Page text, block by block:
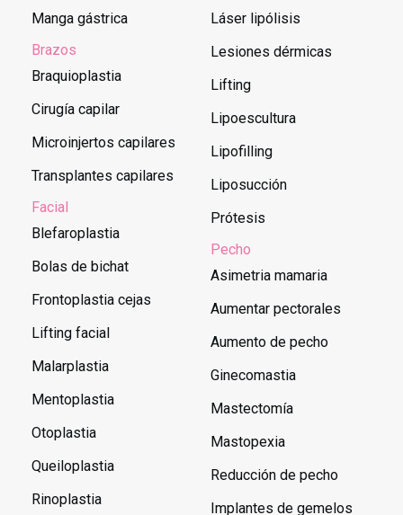
Manga gástrica
Brazos
Braquioplastia
Cirugía capilar
Microinjertos capilares
Transplantes capilares
Facial
Blefaroplastia
Bolas de bichat
Frontoplastia cejas
Lifting facial
Malarplastia
Mentoplastia
Otoplastia
Queiloplastia
Rinoplastia
Láser lipólisis
Lesiones dérmicas
Lifting
Lipoescultura
Lipofilling
Liposucción
Prótesis
Pecho
Asimetria mamaria
Aumentar pectorales
Aumento de pecho
Ginecomastia
Mastectomía
Mastopexia
Reducción de pecho
Implantes de gemelos